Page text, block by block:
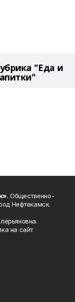
"Еда и
. Общественно-
Нефтекамск.
на сайт